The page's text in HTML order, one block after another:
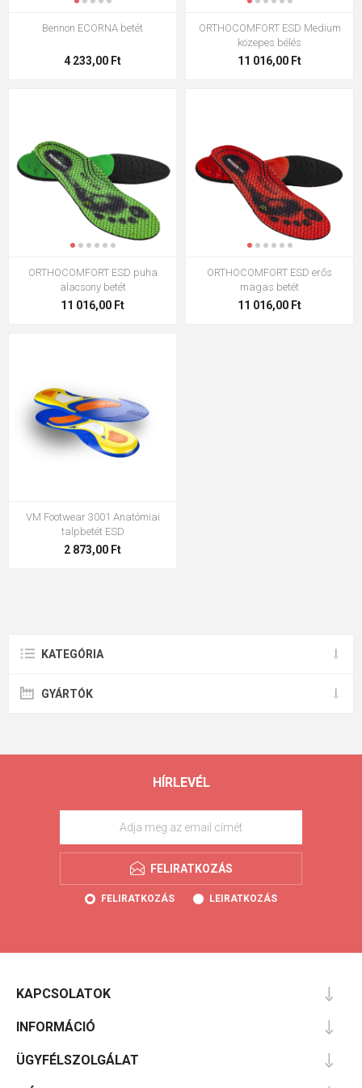
Bennon ECORNA betét
4 233,00 Ft
ORTHOCOMFORT ESD Medium
közepes bélés
11 016,00 Ft
ORTHOCOMFORT ESD puha
alacsony betét
11 016,00 Ft
ORTHOCOMFORT ESD erős
magas betét
11 016,00 Ft
VM Footwear 3001 Anatómiai
talpbetét ESD
2 873,00 Ft
KATEGÓRIA
GYÁRTÓK
HÍRLEVÉL
FELIRATKOZÁS
FELIRATKOZÁS LEIRATKOZÁS
KAPCSOLATOK
INFORMÁCIÓ
ÜGYFÉLSZOLGÁLAT